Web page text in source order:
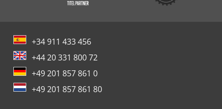
+34 911 433 456
+44 20 331 800 72
+49 201 857 861 0
+49 201 857 861 80